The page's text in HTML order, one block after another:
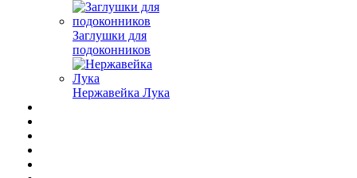
Заглушки для
подоконников
Нержавейка Лука